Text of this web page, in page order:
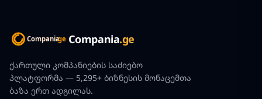
Compania.ge
ქართული კომპანიების საძიებო
პლატფორმა — 5,295+ ბიზნესის მონაცემთა
ბაზა ერთ ადგილას.